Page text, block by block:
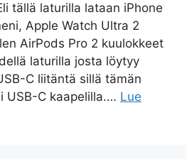
tällä laturilla lataan iPhone
Apple Watch Ultra 2
AirPods Pro 2 kuulokkeet
laturilla josta löytyy
C liitäntä sillä tämän
USB-C kaapelilla.… Lue